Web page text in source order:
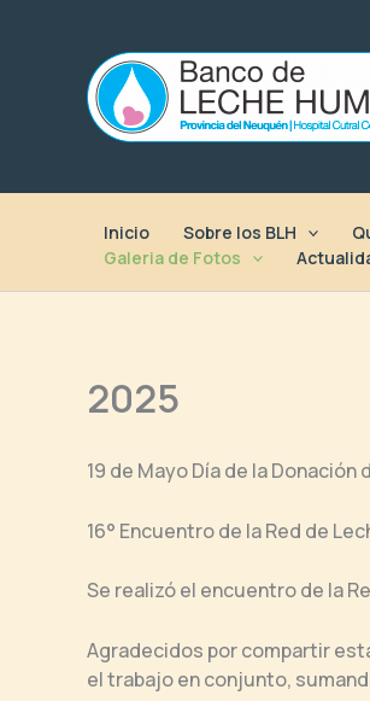
contenido
Inicio Sobre los BLH
Galeria de Fotos
2025
19 de Mayo Día de la Donación
16° Encuentro de la Red de
Se realizó el encuentro de la
Agradecidos por compartir
el trabajo en conjunto,